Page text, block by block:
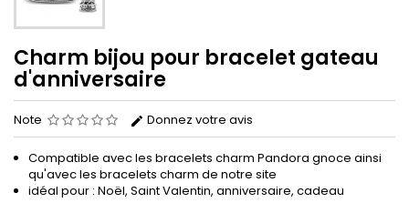
Charm bijou pour bracelet gateau
d'anniversaire
Note Donnez votre avis
Compatible avec les bracelets charm Pandora gnoce ainsi
qu'avec les bracelets charm de notre site
idéal pour : Noël, Saint Valentin, anniversaire, cadeau